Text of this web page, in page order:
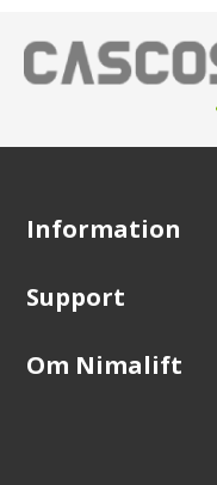
Information
Support
Om Nimalift